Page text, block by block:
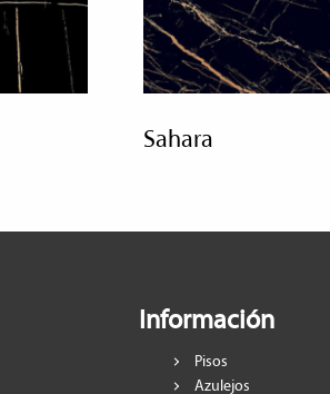
sahara
Información
Pisos
Azulejos